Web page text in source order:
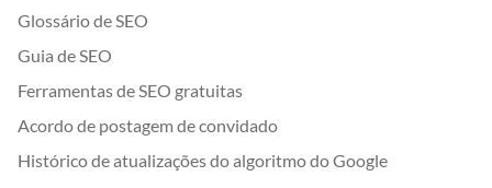
Glossário de SEO
Guia de SEO
Ferramentas de SEO gratuitas
Acordo de postagem de convidado
Histórico de atualizações do algoritmo do Google